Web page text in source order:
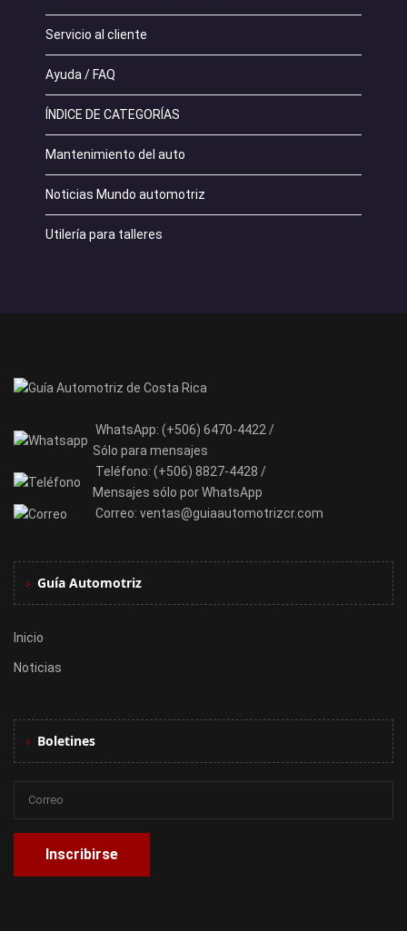
Servicio al cliente
Ayuda / FAQ
ÍNDICE DE CATEGORÍAS
Mantenimiento del auto
Noticias Mundo automotriz
Utilería para talleres
WhatsApp: (+506) 6470-4422 /
Sólo para mensajes
Teléfono: (+506) 8827-4428 /
Mensajes sólo por WhatsApp
Correo: ventas@guiaautomotrizcr.com
Guía Automotriz
Inicio
Noticias
Boletines